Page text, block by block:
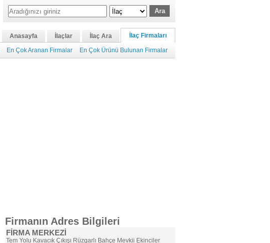
Anasayfa İlaçlar İlaç Ara İlaç Firmaları
En Çok Aranan Firmalar En Çok Ürünü Bulunan Firmalar
Firmanın Adres Bilgileri
FİRMA MERKEZİ
Tem Yolu Kavacık Çıkışı Rüzgarlı Bahçe Mevkii Ekinciler